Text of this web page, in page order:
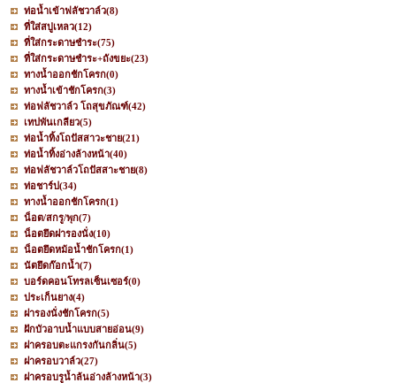
ท่อน้ำเข้าฟลัชวาล์ว(8)
ที่ใส่สบู่เหลว(12)
ที่ใส่กระดาษชำระ(75)
ที่ใส่กระดาษชำระ+ถังขยะ(23)
ทางน้ำออกชักโครก(0)
ทางน้ำเข้าชักโครก(3)
ท่อฟลัชวาล์ว โถสุขภัณฑ์(42)
เทปพันเกลียว(5)
ท่อน้ำทิ้งโถปัสสาวะชาย(21)
ท่อน้ำทิ้งอ่างล้างหน้า(40)
ท่อฟลัชวาล์วโถปัสสาะชาย(8)
ท่อชาร์ป(34)
ทางน้ำออกชักโครก(1)
น็อต/สกรู/พุก(7)
น็อตยึดฝารองนั่ง(10)
น็อตยึดหม้อน้ำชักโครก(1)
นัตยึดก๊อกน้ำ(7)
บอร์ดคอนโทรลเซ็นเซอร์(0)
ประเก็นยาง(4)
ฝารองนั่งชักโครก(5)
ฝักบัวอาบน้ำแบบสายอ่อน(9)
ฝาครอบตะแกรงกันกลิ่น(5)
ฝาครอบวาล์ว(27)
ฝาครอบรูน้ำล้นอ่างล้างหน้า(3)